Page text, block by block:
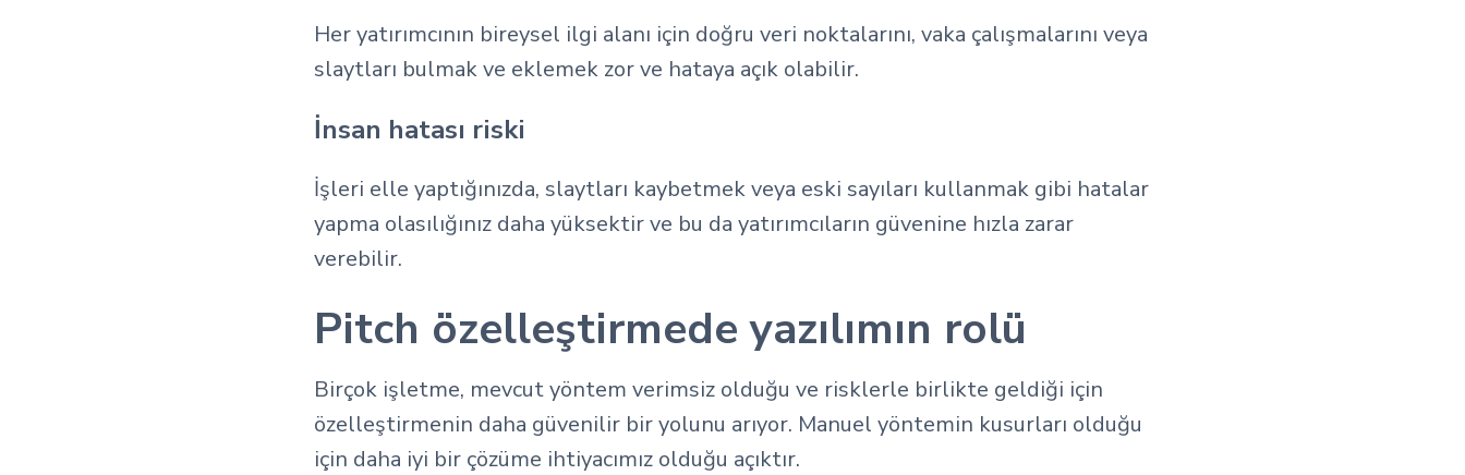
Her yatırımcının bireysel ilgi alanı için doğru veri noktalarını, vaka çalışmalarını veya
slaytları bulmak ve eklemek zor ve hataya açık olabilir.
İnsan hatası riski
İşleri elle yaptığınızda, slaytları kaybetmek veya eski sayıları kullanmak gibi hatalar
yapma olasılığınız daha yüksektir ve bu da yatırımcıların güvenine hızla zarar
verebilir.
Pitch özelleştirmede yazılımın rolü
Birçok işletme, mevcut yöntem verimsiz olduğu ve risklerle birlikte geldiği için
özelleştirmenin daha güvenilir bir yolunu arıyor. Manuel yöntemin kusurları olduğu
için daha iyi bir çözüme ihtiyacımız olduğu açıktır.